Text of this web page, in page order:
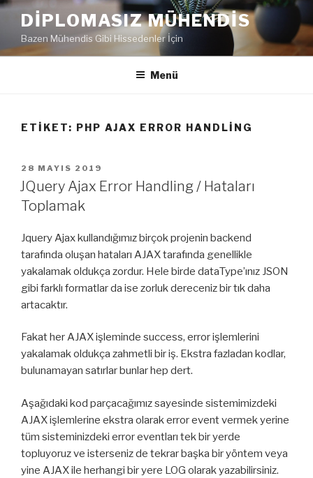
İçeriğe
DIPLOMASIZ MÜHENDIS
Bazen Mühendis Gibi Hissedenler İçin
Menü
ETIKET: PHP AJAX ERROR HANDLING
YAYIM
TARIHI
28 MAYIS 2019
JQuery Ajax Error Handling / Hataları
Toplamak
Jquery Ajax kullandığımız birçok projenin backend
tarafında oluşan hataları AJAX tarafında genellikle
yakalamak oldukça zordur. Hele birde dataType’ınız JSON
gibi farklı formatlar da ise zorluk dereceniz bir tık daha
artacaktır.
Fakat her AJAX işleminde success, error işlemlerini
yakalamak oldukça zahmetli bir iş. Ekstra fazladan kodlar,
bulunamayan satırlar bunlar hep dert.
Aşağıdaki kod parçacağımız sayesinde sistemimizdeki
AJAX işlemlerine ekstra olarak error event vermek yerine
tüm sisteminizdeki error eventları tek bir yerde
topluyoruz ve isterseniz de tekrar başka bir yöntem veya
yine AJAX ile herhangi bir yere LOG olarak yazabilirsiniz.